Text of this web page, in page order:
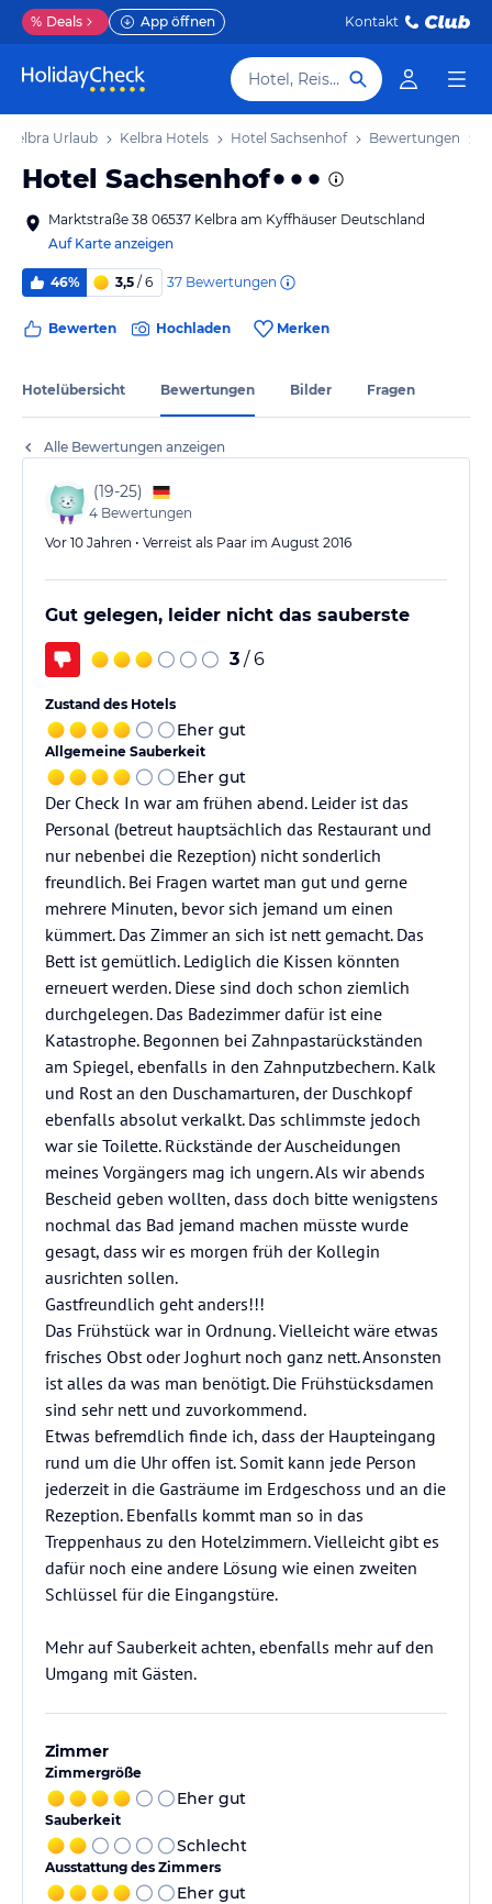
% Deals App öffnen Kontakt
Hotel, Reiseziel
Kelbra Urlaub Kelbra Hotels Hotel Sachsenhof Bewertungen
Hotel Sachsenhof
Marktstraße 38 06537 Kelbra am Kyffhäuser Deutschland
Auf Karte anzeigen
46% 3,5 / 6 37 Bewertungen
Bewerten Hochladen Merken
Hotelübersicht Bewertungen Bilder Fragen
Alle Bewertungen anzeigen
(19-25)
4 Bewertungen
Vor 10 Jahren • Verreist als Paar im August 2016
Gut gelegen, leider nicht das sauberste
3 / 6
Zustand des Hotels
Eher gut
Allgemeine Sauberkeit
Eher gut
Der Check In war am frühen abend. Leider ist das
Personal (betreut hauptsächlich das Restaurant und
nur nebenbei die Rezeption) nicht sonderlich
freundlich. Bei Fragen wartet man gut und gerne
mehrere Minuten, bevor sich jemand um einen
kümmert. Das Zimmer an sich ist nett gemacht. Das
Bett ist gemütlich. Lediglich die Kissen könnten
erneuert werden. Diese sind doch schon ziemlich
durchgelegen. Das Badezimmer dafür ist eine
Katastrophe. Begonnen bei Zahnpastarückständen
am Spiegel, ebenfalls in den Zahnputzbechern. Kalk
und Rost an den Duschamarturen, der Duschkopf
ebenfalls absolut verkalkt. Das schlimmste jedoch
war sie Toilette. Rückstände der Auscheidungen
meines Vorgängers mag ich ungern. Als wir abends
Bescheid geben wollten, dass doch bitte wenigstens
nochmal das Bad jemand machen müsste wurde
gesagt, dass wir es morgen früh der Kollegin
ausrichten sollen.
Gastfreundlich geht anders!!!
Das Frühstück war in Ordnung. Vielleicht wäre etwas
frisches Obst oder Joghurt noch ganz nett. Ansonsten
ist alles da was man benötigt. Die Frühstücksdamen
sind sehr nett und zuvorkommend.
Etwas befremdlich finde ich, dass der Haupteingang
rund um die Uhr offen ist. Somit kann jede Person
jederzeit in die Gasträume im Erdgeschoss und an die
Rezeption. Ebenfalls kommt man so in das
Treppenhaus zu den Hotelzimmern. Vielleicht gibt es
dafür noch eine andere Lösung wie einen zweiten
Schlüssel für die Eingangstüre.
Mehr auf Sauberkeit achten, ebenfalls mehr auf den
Umgang mit Gästen.
Zimmer
Zimmergröße
Eher gut
Sauberkeit
Schlecht
Ausstattung des Zimmers
Eher gut